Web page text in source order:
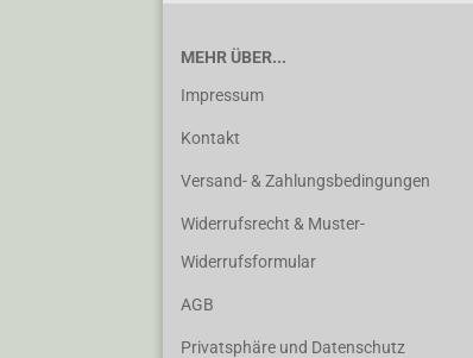
MEHR ÜBER...
Impressum
Kontakt
Versand- & Zahlungsbedingungen
Widerrufsrecht & Muster-
Widerrufsformular
AGB
Privatsphäre und Datenschutz